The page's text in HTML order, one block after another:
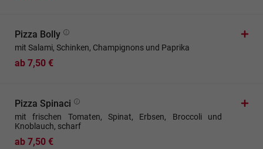
Pizza Bolly
mit Salami, Schinken, Champignons und Paprika
ab 7,50 €
Pizza Spinaci
mit frischen Tomaten, Spinat, Erbsen, Broccoli und
Knoblauch, scharf
ab 7,50 €